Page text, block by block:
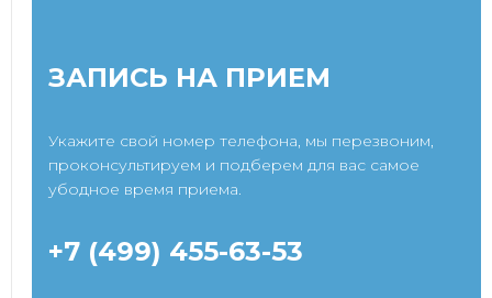
ЗАПИСЬ НА ПРИЕМ
Укажите свой номер телефона, мы перезвоним,
проконсультируем и подберем для вас самое
убодное время приема.
+7 (499) 455-63-53